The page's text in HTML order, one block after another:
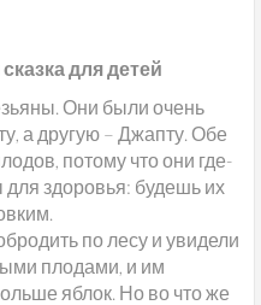
для детей
Они были очень
а другую – Джапту. Обе
потому что они где-
для здоровья: будешь их
по лесу и увидели
плодами, и им
яблок. Но во что же